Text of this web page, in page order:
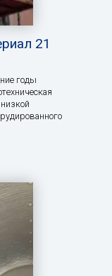
21
годы